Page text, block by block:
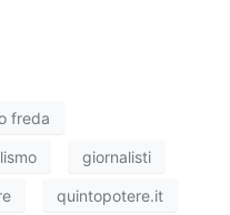
freda
giornalisti
quintopotere.it